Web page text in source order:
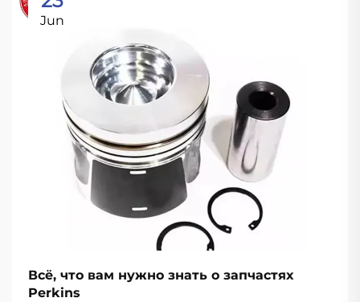
Jun
Всё, что вам нужно знать о запчастях
Perkins